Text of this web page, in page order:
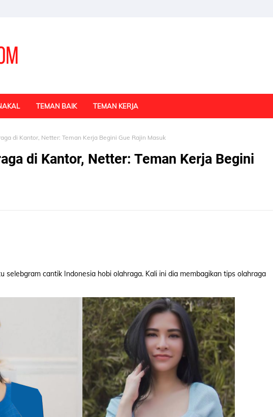
TEMAN BAIK TEMAN KERJA
di Kantor, Netter: Teman Kerja Begini Gue Rajin Masuk
di Kantor, Netter: Teman Kerja Begini
selebgram cantik Indonesia hobi olahraga. Kali ini dia membagikan tips olahraga